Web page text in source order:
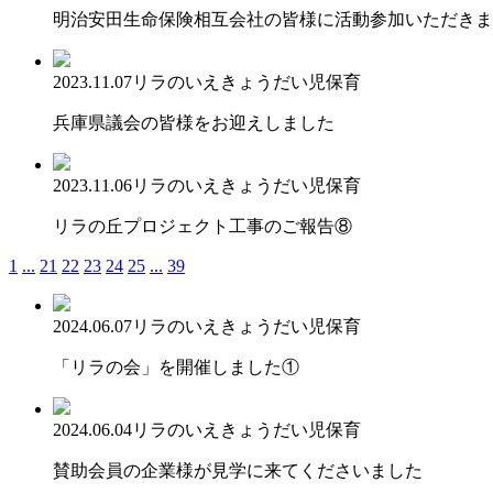
明治安田生命保険相互会社の皆様に活動参加いただき
2023.11.07リラのいえ きょうだい児保育
兵庫県議会の皆様をお迎えしました
2023.11.06リラのいえ きょうだい児保育
リラの丘プロジェクト工事のご報告⑧
1 ... 21 22 23 24 25 ... 39
2024.06.07リラのいえ きょうだい児保育
「リラの会」を開催しました①
2024.06.04リラのいえ きょうだい児保育
賛助会員の企業様が見学に来てくださいました